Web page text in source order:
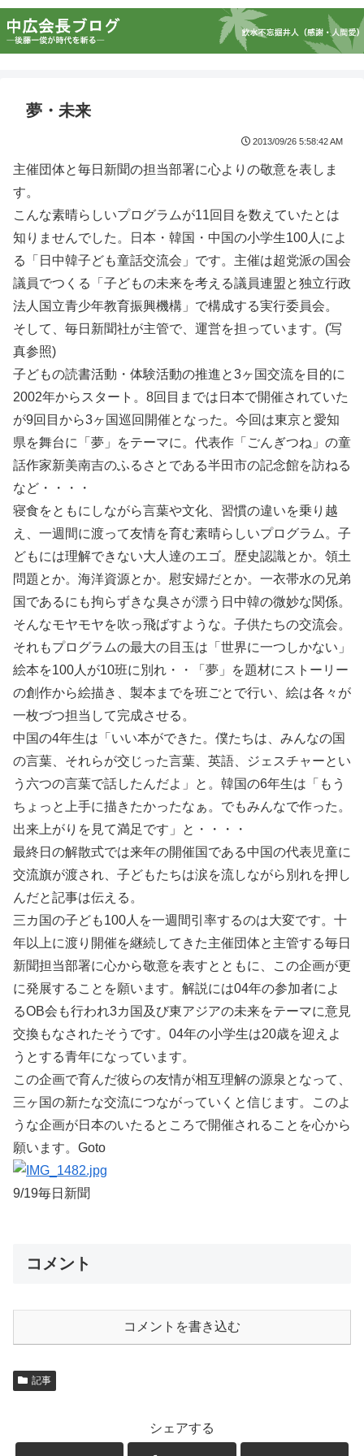
夢・未来
2013/09/26 5:58:42 AM
主催団体と毎日新聞の担当部署に心よりの敬意を表しま
す。
こんな素晴らしいプログラムが11回目を数えていたとは
知りませんでした。日本・韓国・中国の小学生100人によ
る「日中韓子ども童話交流会」です。主催は超党派の国会
議員でつくる「子どもの未来を考える議員連盟と独立行政
法人国立青少年教育振興機構」で構成する実行委員会。
そして、毎日新聞社が主管で、運営を担っています。(写
真参照)
子どもの読書活動・体験活動の推進と3ヶ国交流を目的に
2002年からスタート。8回目までは日本で開催されていた
が9回目から3ヶ国巡回開催となった。今回は東京と愛知
県を舞台に「夢」をテーマに。代表作「ごんぎつね」の童
話作家新美南吉のふるさとである半田市の記念館を訪ねる
など・・・・
寝食をともにしながら言葉や文化、習慣の違いを乗り越
え、一週間に渡って友情を育む素晴らしいプログラム。子
どもには理解できない大人達のエゴ。歴史認識とか。領土
問題とか。海洋資源とか。慰安婦だとか。一衣帯水の兄弟
国であるにも拘らずきな臭さが漂う日中韓の微妙な関係。
そんなモヤモヤを吹っ飛ばすような。子供たちの交流会。
それもプログラムの最大の目玉は「世界に一つしかない」
絵本を100人が10班に別れ・・「夢」を題材にストーリー
の創作から絵描き、製本までを班ごとで行い、絵は各々が
一枚づつ担当して完成させる。
中国の4年生は「いい本ができた。僕たちは、みんなの国
の言葉、それらが交じった言葉、英語、ジェスチャーとい
う六つの言葉で話したんだよ」と。韓国の6年生は「もう
ちょっと上手に描きたかったなぁ。でもみんなで作った。
出来上がりを見て満足です」と・・・・
最終日の解散式では来年の開催国である中国の代表児童に
交流旗が渡され、子どもたちは涙を流しながら別れを押し
んだと記事は伝える。
三カ国の子ども100人を一週間引率するのは大変です。十
年以上に渡り開催を継続してきた主催団体と主管する毎日
新聞担当部署に心から敬意を表すとともに、この企画が更
に発展することを願います。解説には04年の参加者によ
るOB会も行われ3カ国及び東アジアの未来をテーマに意見
交換もなされたそうです。04年の小学生は20歳を迎えよ
うとする青年になっています。
この企画で育んだ彼らの友情が相互理解の源泉となって、
三ヶ国の新たな交流につながっていくと信じます。このよ
うな企画が日本のいたるところで開催されることを心から
願います。Goto
9/19毎日新聞
コメント
コメントを書き込む
記事
シェアする